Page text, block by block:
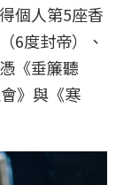
個人第5座香
6度封帝）、
《垂簾聽
》與《寒